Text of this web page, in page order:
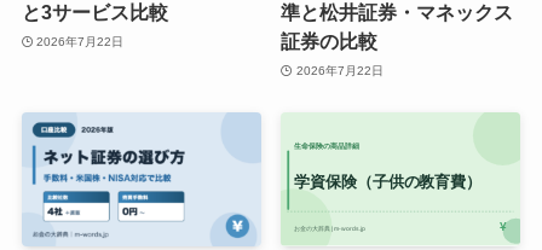
と3サービス比較
2026年7月22日
準と松井証券・マネックス
証券の比較
2026年7月22日